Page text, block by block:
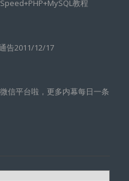
教程
告2011/12/17
信平台啦，更多内幕每日一条